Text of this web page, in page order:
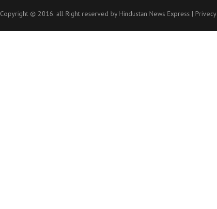
Copyright © 2016. all Right reserved by Hindustan News Express |